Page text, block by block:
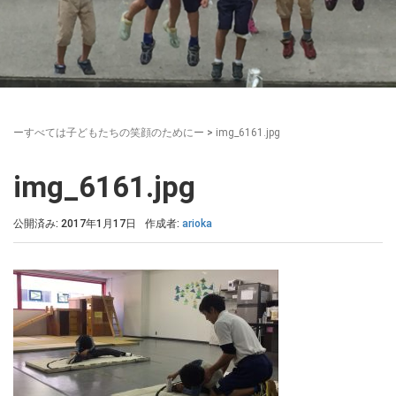
ーすべては子どもたちの笑顔のためにー > img_6161.jpg
img_6161.jpg
公開済み: 2017年1月17日 作成者: arioka